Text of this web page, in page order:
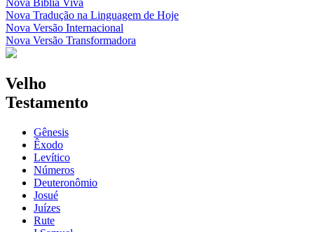
Nova Tradução na Linguagem de Hoje
Nova Versão Internacional
Nova Versão Transformadora
Velho
Testamento
Gênesis
Êxodo
Levítico
Números
Deuteronômio
Josué
Juízes
Rute